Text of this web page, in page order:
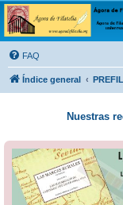
Ágora de
Foro sobre filatelia o sobre lo
ofrece a la comunidad
conocimientos
FAQ
Índice general
Nuestras